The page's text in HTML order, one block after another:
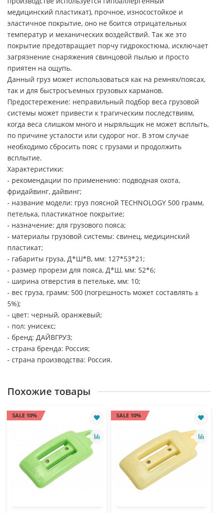
медицинский пластикат), прочное, износостойкое и
эластичное покрытие, оно не боится отрицательных
температур и механических воздействий. Так же это
покрытие предотвращает порчу гидрокостюма, исключает
загрязнение снаряжения свинцовой пылью и просто
приятен на ощупь.
Данный груз может использоваться как на ремнях/поясах,
так и для быстросъемных грузовых карманов.
Предостережение: неправильный подбор веса грузовой
системы может привести к трагическим последствиям,
когда веса слишком много и ныряльщик не может всплыть,
по причине усталости или судорог ног. В этом случае
необходимо сбросить пояс с грузами и продолжить
всплытие.
Характеристики:
- рекомендации по применению: подводная охота,
фридайвинг, дайвинг;
- название модели: груз поясной TECHNOLOGY 500 грамм,
петелька, пластикатное покрытие;
- назначение: для грузового пояса;
- материалы грузовой системы: свинец, медицинский
пластикат;
- габариты груза, Д*Ш*В, мм: 127*53*21;
- размер прорези для пояса, Д*Ш, мм: 52*6;
- ширина отверстия в петельке, мм: 10;
- вес груза, грамм: 500 (погрешность может составлять ±
5%);
- цвет: черный, оранжевый;
- пол: унисекс;
- бренд: ДАЙВГРУЗ;
- страна бренда: Россия;
- страна производства: Россия.
Похожие товары
SALE 10% SALE 10%